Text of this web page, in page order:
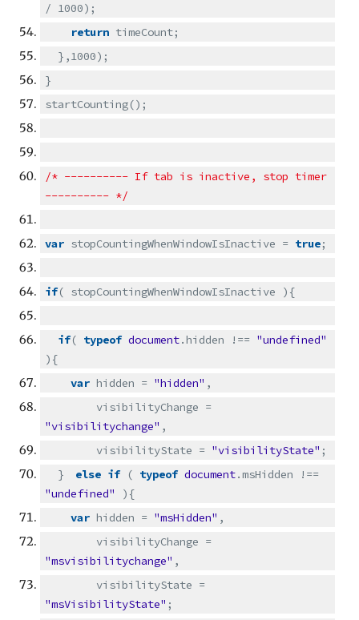
/ 1000);
returntimeCount;
},1000);
}
startCounting();
/* ---------- If tab is inactive, stop timer
---------- */
varstopCountingWhenWindowIsInactive = true;
if( stopCountingWhenWindowIsInactive ){
if( typeof document.hidden !== "undefined"
){
varhidden = "hidden" ,
visibilityChange =
"visibilitychange" ,
visibilityState = "visibilityState" ;
} else if( typeof document.msHidden !==
"undefined" ){
varhidden = "msHidden" ,
visibilityChange =
"msvisibilitychange" ,
visibilityState =
"msVisibilityState" ;